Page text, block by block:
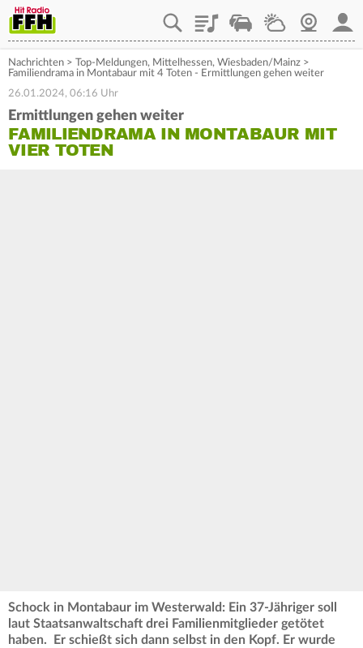
PlaylistStaupilotWetterWebcam
Nachrichten > Top-Meldungen, Mittelhessen, Wiesbaden/Mainz >
Familiendrama in Montabaur mit 4 Toten - Ermittlungen gehen weiter
26.01.2024, 06:16 Uhr
Ermittlungen gehen weiter
FAMILIENDRAMA IN MONTABAUR MIT
VIER TOTEN
Schock in Montabaur im Westerwald: Ein 37-Jähriger soll
laut Staatsanwaltschaft drei Familienmitglieder getötet
haben. Er schießt sich dann selbst in den Kopf. Er wurde